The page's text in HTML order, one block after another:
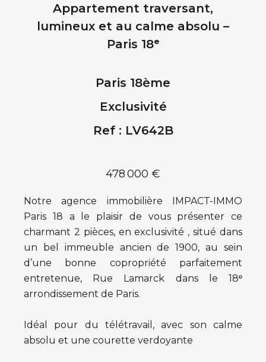
Appartement traversant,
lumineux et au calme absolu –
Paris 18ᵉ
Paris 18ème
Exclusivité
Ref : LV642B
478 000 €
Notre agence immobilière IMPACT-IMMO
Paris 18 a le plaisir de vous présenter ce
charmant 2 pièces, en exclusivité , situé dans
un bel immeuble ancien de 1900, au sein
d’une bonne copropriété parfaitement
entretenue, Rue Lamarck dans le 18ᵉ
arrondissement de Paris.
Idéal pour du télétravail, avec son calme
absolu et une courette verdoyante